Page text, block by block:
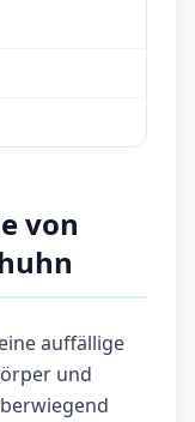
von
auffällige
und